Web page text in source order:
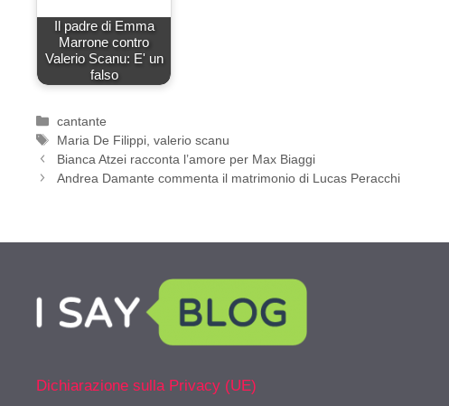
Il padre di Emma
Marrone contro
Valerio Scanu: E' un
falso
Categorie
cantante
Tag
Maria De Filippi ,valerio scanu
Bianca Atzei racconta l’amore per Max Biaggi
Andrea Damante commenta il matrimonio di Lucas Peracchi
Dichiarazione sulla Privacy (UE)